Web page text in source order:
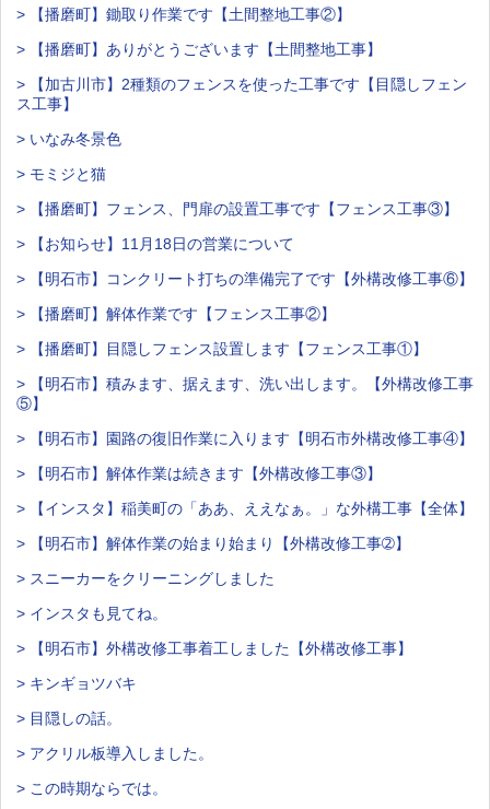
> 【播磨町】鋤取り作業です【土間整地工事②】
> 【播磨町】ありがとうございます【土間整地工事】
> 【加古川市】2種類のフェンスを使った工事です【目隠しフェン
ス工事】
> いなみ冬景色
> モミジと猫
> 【播磨町】フェンス、門扉の設置工事です【フェンス工事③】
> 【お知らせ】11月18日の営業について
> 【明石市】コンクリート打ちの準備完了です【外構改修工事⑥】
> 【播磨町】解体作業です【フェンス工事②】
> 【播磨町】目隠しフェンス設置します【フェンス工事①】
> 【明石市】積みます、据えます、洗い出します。【外構改修工事
⑤】
> 【明石市】園路の復旧作業に入ります【明石市外構改修工事④】
> 【明石市】解体作業は続きます【外構改修工事③】
> 【インスタ】稲美町の「ああ、ええなぁ。」な外構工事【全体】
> 【明石市】解体作業の始まり始まり【外構改修工事➁】
> スニーカーをクリーニングしました
> インスタも見てね。
> 【明石市】外構改修工事着工しました【外構改修工事】
> キンギョツバキ
> 目隠しの話。
> アクリル板導入しました。
> この時期ならでは。